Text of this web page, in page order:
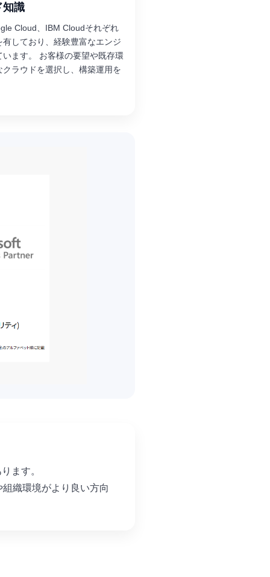
知識
Cloud、IBM Cloudそれぞれ
しており、経験豊富なエンジ
ます。 お客様の要望や既存環
ラウドを選択し、構築運用を
ます。
織環境がより良い方向